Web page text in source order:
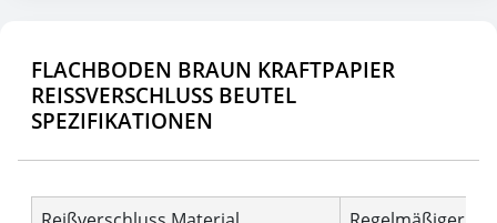
FLACHBODEN BRAUN KRAFTPAPIER
REISSVERSCHLUSS BEUTEL S
PEZIFIKATIONEN